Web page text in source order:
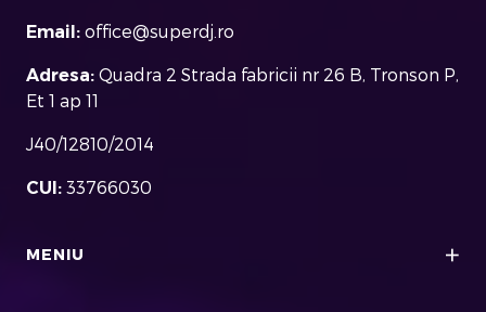
Email: office@superdj.ro
Adresa: Quadra 2 Strada fabricii nr 26 B, Tronson P,
Et 1 ap 11
J40/12810/2014
CUI: 33766030
MENIU